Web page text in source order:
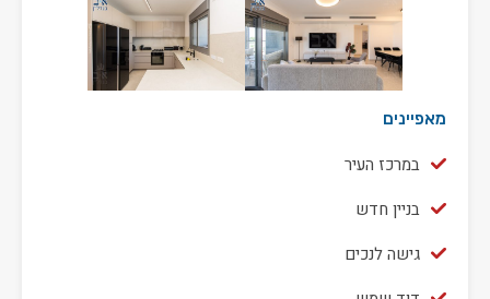
מאפיינים
במרכז העיר
בניין חדש
גישה לנכים